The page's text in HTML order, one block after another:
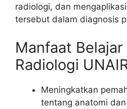
radiologi, dan
tersebut dalam diagnosis
Manfaat
Radiologi
Meningkatkan
tentang anatomi